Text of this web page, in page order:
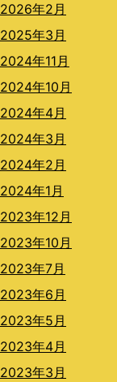
2026年2月
2025年3月
2024年11月
2024年10月
2024年4月
2024年3月
2024年2月
2024年1月
2023年12月
2023年10月
2023年7月
2023年6月
2023年5月
2023年4月
2023年3月